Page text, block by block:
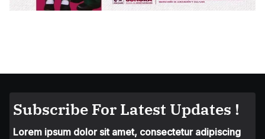
Subscribe For Latest Updates !
Lorem ipsum dolor sit amet, consectetur adipiscing